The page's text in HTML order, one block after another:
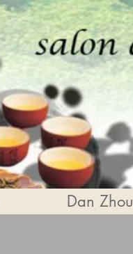
Dan Zhou